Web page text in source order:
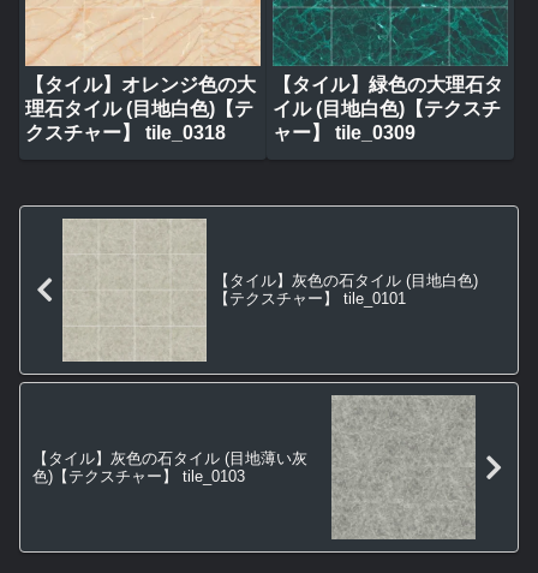
【タイル】オレンジ色の大
理石タイル (目地白色)【テ
クスチャー】 tile_0318
【タイル】緑色の大理石タ
イル (目地白色)【テクスチ
ャー】 tile_0309
【タイル】灰色の石タイル (目地白色)
【テクスチャー】 tile_0101
【タイル】灰色の石タイル (目地薄い灰
色)【テクスチャー】 tile_0103